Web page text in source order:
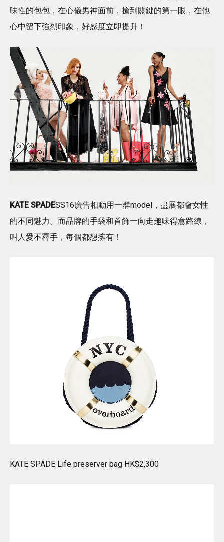
味性的包包，在心儀男神面前，搶到關鍵的第一眼，在他
心中留下強烈印象，好感度立即提升！
KATE SPADESS16廣告相動用一群model，盡展都會女性
的不同魅力。而品牌的手袋和首飾一向走趣味得意路線，
叫人愛不釋手，每個都想擁有！
KATE SPADE Life preserver bag HK$2,300